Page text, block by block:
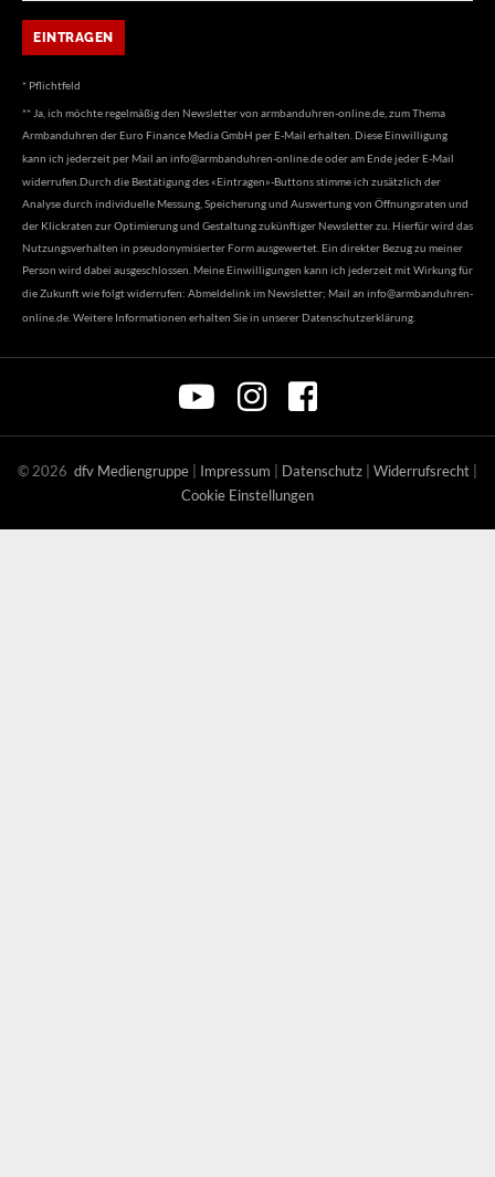
* Pflichtfeld
** Ja, ich möchte regelmäßig den Newsletter von armbanduhren-online.de, zum Thema
Armbanduhren der Euro Finance Media GmbH per E-Mail erhalten. Diese Einwilligung
kann ich jederzeit per Mail an info@armbanduhren-online.deoder am Ende jeder E-Mail
widerrufen.Durch die Bestätigung des «Eintragen»-Buttons stimme ich zusätzlich der
Analyse durch individuelle Messung, Speicherung und Auswertung von Öffnungsraten und
der Klickraten zur Optimierung und Gestaltung zukünftiger Newsletter zu. Hierfür wird das
Nutzungsverhalten in pseudonymisierter Form ausgewertet. Ein direkter Bezug zu meiner
Person wird dabei ausgeschlossen. Meine Einwilligungen kann ich jederzeit mit Wirkung für
die Zukunft wie folgt widerrufen: Abmeldelink im Newsletter; Mail an info@armbanduhren-
online.de . Weitere Informationen erhalten Sie in unserer Datenschutzerklärung
© 2026 dfv Mediengruppe Impressum Datenschutz Widerrufsrecht
Cookie Einstellungen